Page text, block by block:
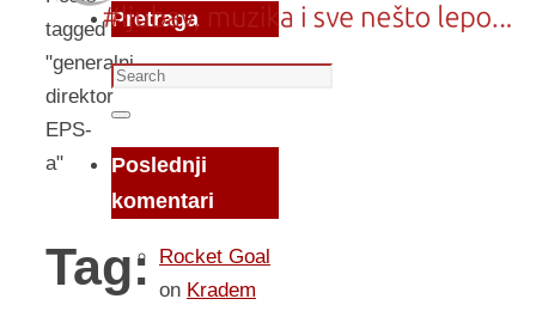
tagged
"generalni
direktor
EPS-
a"
Tag:
Pretraga
Search
for:
Search
Poslednji
komentari
Rocket Goal
on Kradem